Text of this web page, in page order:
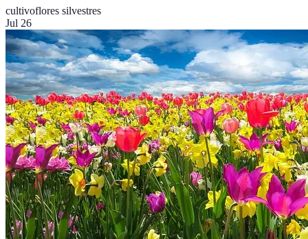
cultivoflores silvestres
Jul 26